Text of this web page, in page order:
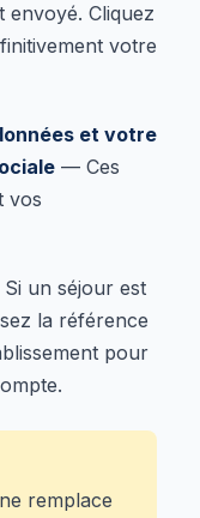
envoyé. Cliquez
votre
et votre
— Ces
vos
un séjour est
la référence
pour
remplace